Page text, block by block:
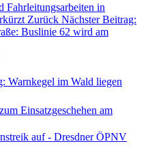
in
Zurück Nächster Beitrag:
Buslinie 62 wird am
Warnkegel im Wald liegen
Einsatzgeschehen am
auf - Dresdner ÖPNV